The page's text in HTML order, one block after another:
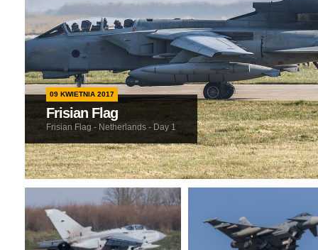
09 KWIETNIA 2017
Frisian Flag
Frisian Flag - Netherlands - Day 1